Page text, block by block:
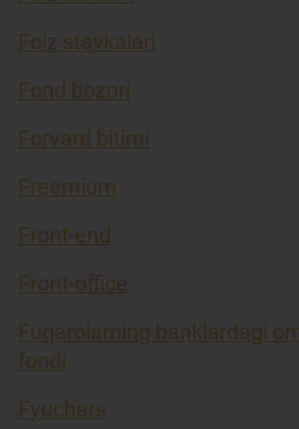
Foiz stavkalari
Fond bozori
Forvard bitimi
Freemium
Front-end
Front-office
Fuqarolarning banklardagi
fondi
Fyuchers